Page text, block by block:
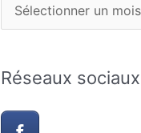
Réseaux sociaux